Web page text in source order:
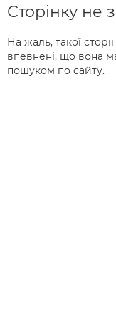
Сторінку не
На жаль, такої
впевнені, що вона
пошуком по сайту.